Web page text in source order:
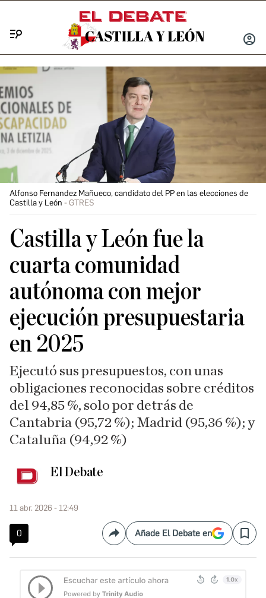
INICIAR
Alfonso Fernandez Mañueco, candidato del PP en las elecciones de
Castilla y León
GTRES
Castilla y León fue la
cuarta comunidad
autónoma con mejor
ejecución presupuestaria
en 2025
Ejecutó sus presupuestos, con unas
obligaciones reconocidas sobre créditos
del 94,85 %, solo por detrás de
Cantabria (95,72 %); Madrid (95,36 %); y
Cataluña (94,92 %)
El Debate
11 abr. 2026 - 12:49
0 CompartirAñade El Debate en Save